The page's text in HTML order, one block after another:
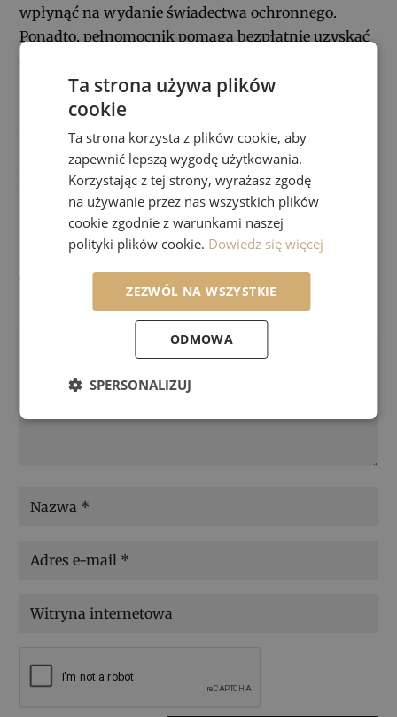
wpłynąć na wydanie świadectwa ochronnego.
Ponadto, pełnomocnik pomaga bezpłatnie uzyskać
umożliwić rejestrację niższymkosztem
zainteresowany rejestracją swojego znaku
towarowego, wystarczy skontaktować się z
telefonicznie, mailowo lub poprzez formularz
kontaktowy.
Wyślij komentarz
Twój adres e-mail nie zostanie opublikowany.
Wymagane pola są oznaczone
Ta strona używa plików
cookie
Ta strona korzysta z plików cookie, aby
zapewnić lepszą wygodę użytkowania.
Korzystając z tej strony, wyrażasz zgodę
na używanie przez nas wszystkich plików
cookie zgodnie z warunkami naszej
polityki plików cookie. Dowiedz się więcej
ZEZWÓL NA WSZYSTKIE
ODMOWA
SPERSONALIZUJ